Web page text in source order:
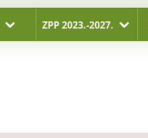
ZPP 2023.-2027.